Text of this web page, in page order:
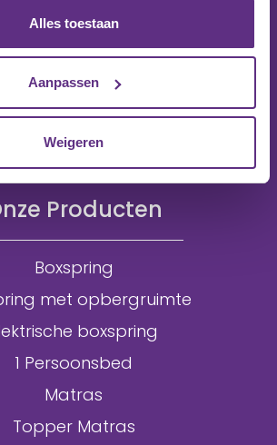
Alles toestaan
Aanpassen
Weigeren
Producten
Boxspring
met opbergruimte
boxspring
1 Persoonsbed
Matras
Topper Matras